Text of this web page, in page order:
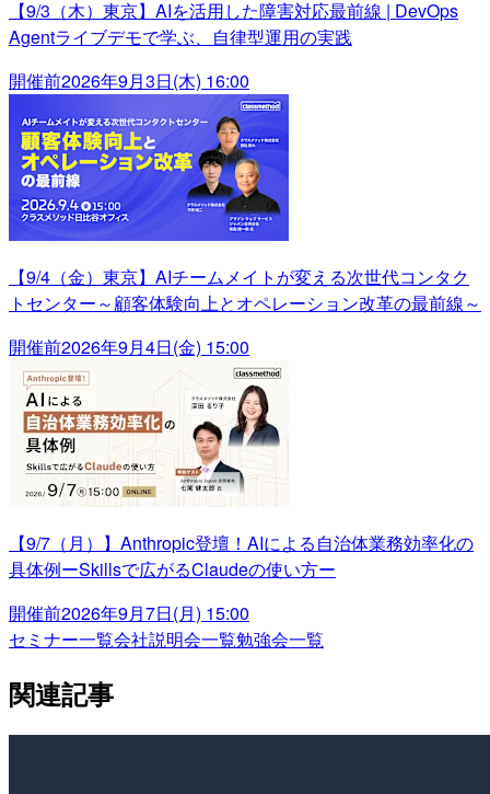
【9/3（木）東京】AIを活用した障害対応最前線 | DevOps
Agentライブデモで学ぶ、自律型運用の実践
開催前2026年9月3日(木) 16:00
【9/4（金）東京】AIチームメイトが変える次世代コンタク
トセンター～顧客体験向上とオペレーション改革の最前線～
開催前2026年9月4日(金) 15:00
【9/7（月）】Anthropic登壇！AIによる自治体業務効率化の
具体例ーSkillsで広がるClaudeの使い方ー
開催前2026年9月7日(月) 15:00
セミナー一覧会社説明会一覧勉強会一覧
関連記事